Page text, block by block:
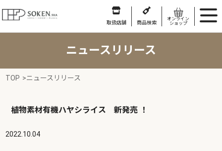
取扱店舗 商品検索
オンライン
ショップ
ニュースリリース
TOP >ニュースリリース
植物素材有機ハヤシライス 新発売 ！
2022.10.04